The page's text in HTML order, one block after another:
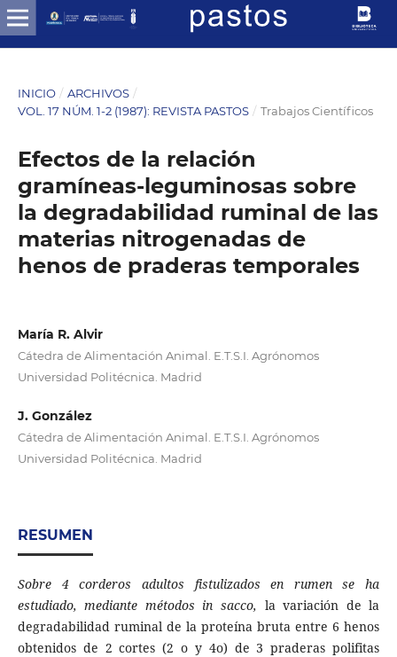
INICIO / ARCHIVOS /
VOL. 17 NÚM. 1-2 (1987): REVISTA PASTOS / Trabajos Científicos
Efectos de la relación
gramíneas-leguminosas sobre
la degradabilidad ruminal de las
materias nitrogenadas de
henos de praderas temporales
María R. Alvir
Cátedra de Alimentación Animal. E.T.S.I. Agrónomos
Universidad Politécnica. Madrid
J. González
Cátedra de Alimentación Animal. E.T.S.I. Agrónomos
Universidad Politécnica. Madrid
RESUMEN
Sobre 4 corderos adultos fistulizados en rumen se ha
estudiado, mediante métodos in sacco, la variación de la
degradabilidad ruminal de la proteína bruta entre 6 henos
obtenidos de 2 cortes (2 o y 4o) de 3 praderas polifitas